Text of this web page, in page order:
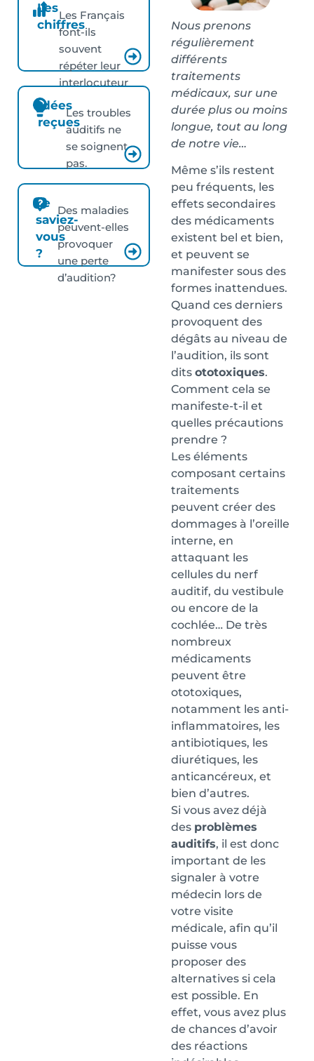
Les
chiffres
Les Français
font-ils
souvent
répéter leur
interlocuteur
?
Idées
reçues
Les troubles
auditifs ne
se soignent
pas.
Le
saviez-
vous
?
Des maladies
peuvent-elles
provoquer
une perte
d’audition?
Nous prenons
régulièrement
différents
traitements
médicaux, sur une
durée plus ou moins
longue, tout au long
de notre vie…
Même s’ils restent
peu fréquents, les
effets secondaires
des médicaments
existent bel et bien,
et peuvent se
manifester sous des
formes inattendues.
Quand ces derniers
provoquent des
dégâts au niveau de
l’audition, ils sont
dits ototoxiques.
Comment cela se
manifeste-t-il et
quelles précautions
prendre ?
Les éléments
composant certains
traitements
peuvent créer des
dommages à l’oreille
interne, en
attaquant les
cellules du nerf
auditif, du vestibule
ou encore de la
cochlée… De très
nombreux
médicaments
peuvent être
ototoxiques,
notamment les anti-
inflammatoires, les
antibiotiques, les
diurétiques, les
anticancéreux, et
bien d’autres.
Si vous avez déjà
des problèmes
auditifs, il est donc
important de les
signaler à votre
médecin lors de
votre visite
médicale, afin qu’il
puisse vous
proposer des
alternatives si cela
est possible. En
effet, vous avez plus
de chances d’avoir
des réactions